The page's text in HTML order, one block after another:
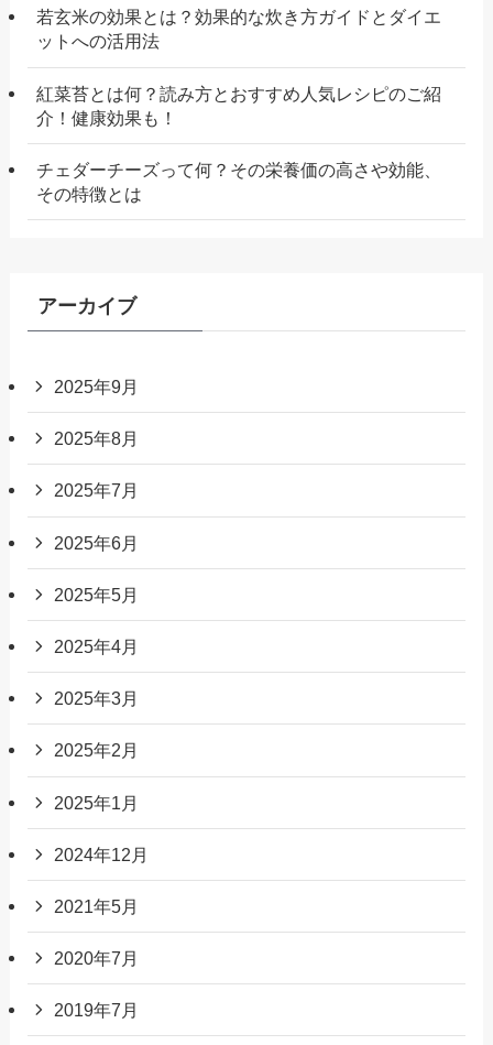
若玄米の効果とは？効果的な炊き方ガイドとダイエ
ットへの活用法
紅菜苔とは何？読み方とおすすめ人気レシピのご紹
介！健康効果も！
チェダーチーズって何？その栄養価の高さや効能、
その特徴とは
アーカイブ
2025年9月
2025年8月
2025年7月
2025年6月
2025年5月
2025年4月
2025年3月
2025年2月
2025年1月
2024年12月
2021年5月
2020年7月
2019年7月